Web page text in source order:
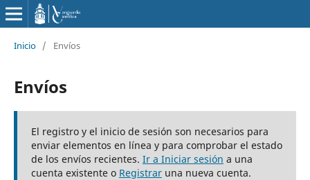
Inicio / Envíos
Envíos
El registro y el inicio de sesión son necesarios para
enviar elementos en línea y para comprobar el estado
de los envíos recientes. Ir a Iniciar sesión a una
cuenta existente o Registraruna nueva cuenta.